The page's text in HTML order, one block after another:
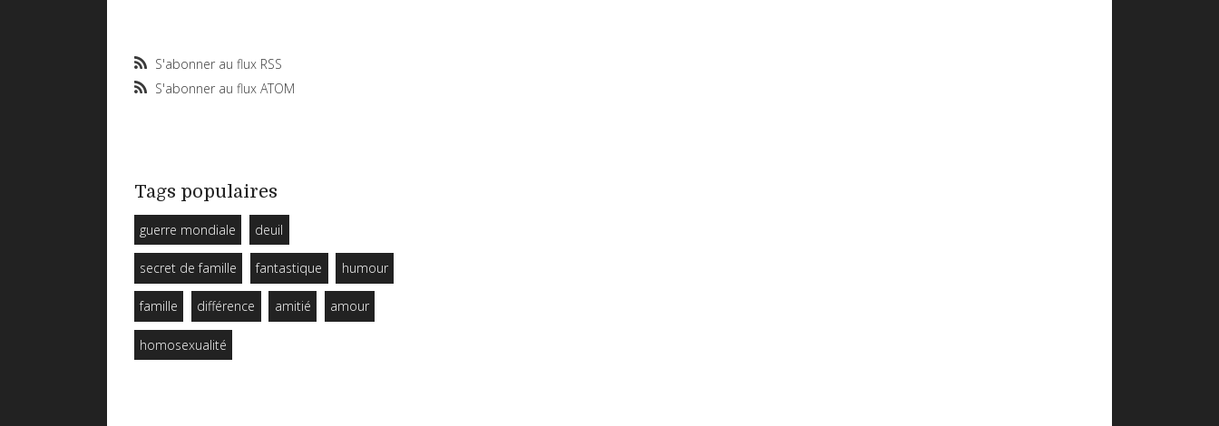
S'abonner au flux RSS
S'abonner au flux ATOM
Tags populaires
guerre mondiale deuil
secret de famille fantastique humour
famille différence amitié amour
homosexualité